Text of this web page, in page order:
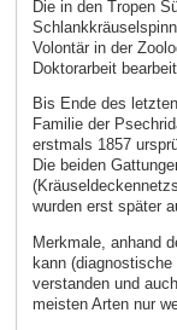
Die in den Tropen
Volontär in der
Doktorarbeit
Bis Ende des
Familie der
erstmals 1857
Die beiden
wurden erst später
Merkmale, anhand
kann
verstanden und
meisten Arten nur